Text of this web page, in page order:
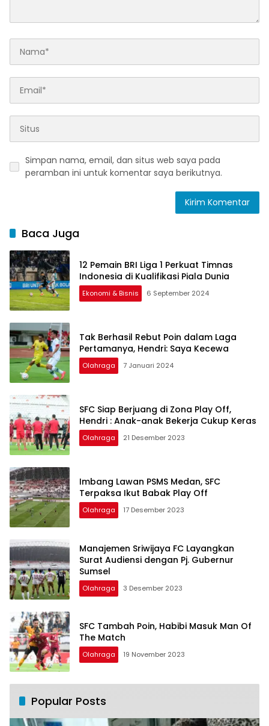
Simpan nama, email, dan situs web saya pada
peramban ini untuk komentar saya berikutnya.
Baca Juga
12 Pemain BRI Liga 1 Perkuat Timnas
Indonesia di Kualifikasi Piala Dunia
Ekonomi & Bisnis 6 September 2024
Tak Berhasil Rebut Poin dalam Laga
Pertamanya, Hendri: Saya Kecewa
Olahraga 7 Januari 2024
SFC Siap Berjuang di Zona Play Off,
Hendri : Anak-anak Bekerja Cukup Keras
Olahraga 21 Desember 2023
Imbang Lawan PSMS Medan, SFC
Terpaksa Ikut Babak Play Off
Olahraga 17 Desember 2023
Manajemen Sriwijaya FC Layangkan
Surat Audiensi dengan Pj. Gubernur
Sumsel
Olahraga 3 Desember 2023
SFC Tambah Poin, Habibi Masuk Man Of
The Match
Olahraga 19 November 2023
Popular Posts